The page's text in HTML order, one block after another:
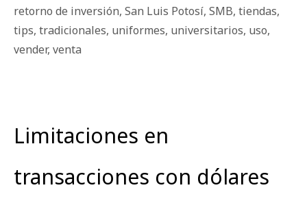
retorno de inversión, San Luis Potosí, SMB, tiendas,
tips, tradicionales, uniformes, universitarios, uso,
vender, venta
Limitaciones en
transacciones con dólares